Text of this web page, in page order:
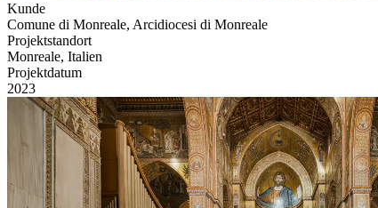
Kunde
Comune di Monreale, Arcidiocesi di Monreale
Projektstandort
Monreale, Italien
Projektdatum
2023